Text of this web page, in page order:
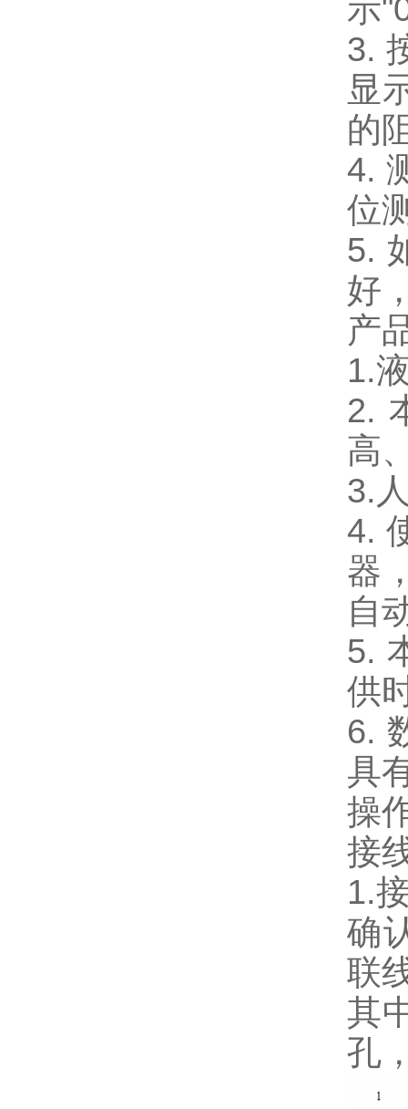
示
3.
显
的
4.
位
5.
好
产
1.
2.
高
3.
4.
器
自
5.
供
6.
具
操
接
1.
确
联
其
孔